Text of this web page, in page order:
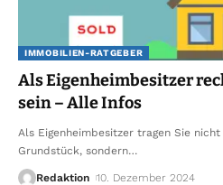
IMMOBILIEN-RATGEBER
Als Eigenheimbesitzer
sein – Alle Infos
Als Eigenheimbesitzer tragen Sie
Grundstück, sondern…
Redaktion 10. Dezember 2024